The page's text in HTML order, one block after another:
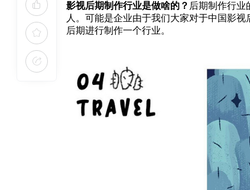
影视后期制作行业是做啥的？ 后期制作行业
人。可能是企业由于我们大家对于中国影
后期进行制作一个行业。